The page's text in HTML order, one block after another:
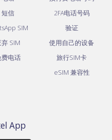
短信
SIM
弃 SIM
费电话
2FA电话号码
验证
使用自己的设备
旅行SIM卡
eSIM 兼容性
App